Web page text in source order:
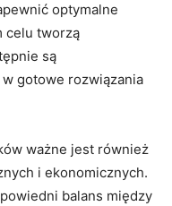
optymalne
celu tworzą
‍są
gotowe rozwiązania
ważne​ jest również
i​ ekonomicznych.
balans między